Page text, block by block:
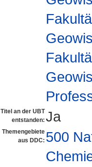
Titel an der UBT
entstanden: Ja
Themengebiete
aus DDC: 500